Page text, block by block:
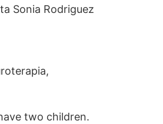
Sonia Rodriguez
two children.